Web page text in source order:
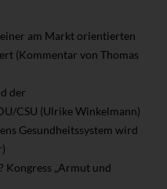
am Markt orientierten
(Kommentar von Thomas
der
CSU (Ulrike Winkelmann)
Gesundheitssystem wird
Kongress „Armut und